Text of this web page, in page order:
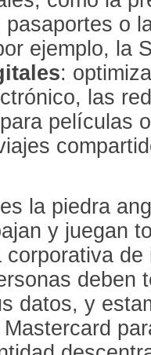
pasaportes o
ejemplo, la
:
las
películas
la piedra
y juegan
deben
datos, y